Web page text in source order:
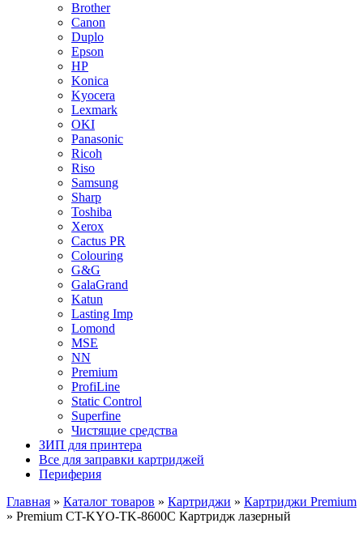
Brother
Canon
Duplo
Epson
HP
Konica
Kyocera
Lexmark
OKI
Panasonic
Ricoh
Riso
Samsung
Sharp
Toshiba
Xerox
Cactus PR
Colouring
G&G
GalaGrand
Katun
Lasting Imp
Lomond
MSE
NN
Premium
ProfiLine
Static Control
Superfine
Чистящие средства
ЗИП для принтера
Все для заправки картриджей
Периферия
Главная » Каталог товаров » Картриджи » Картриджи Premium
» Premium CT-KYO-TK-8600C Картридж лазерный